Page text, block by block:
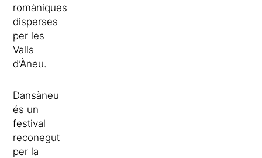
romàniques
disperses
per les
Valls
d’Àneu.
Dansàneu
és un
festival
reconegut
per la